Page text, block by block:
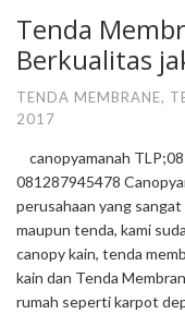
Tenda
Berkualitas
TENDA MEMBRANE,
2017
canopyamanah
081287945478
perusahaan yang
maupun tenda, kami
canopy kain, tenda
kain dan Tenda
rumah seperti karpot